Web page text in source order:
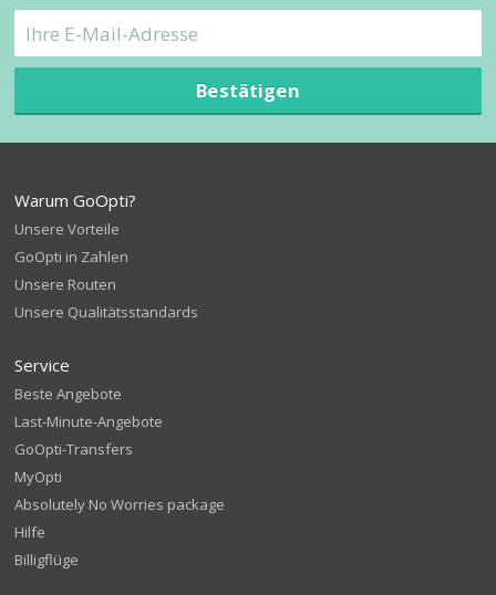
Bestätigen
Warum GoOpti?
Unsere Vorteile
GoOpti in Zahlen
Unsere Routen
Unsere Qualitätsstandards
Service
Beste Angebote
Last-Minute-Angebote
GoOpti-Transfers
MyOpti
Absolutely No Worries package
Hilfe
Billigflüge